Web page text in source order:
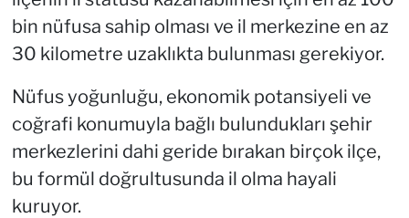
bin nüfusa sahip olması ve il merkezine en az
30 kilometre uzaklıkta bulunması gerekiyor.
Nüfus yoğunluğu, ekonomik potansiyeli ve
coğrafi konumuyla bağlı bulundukları şehir
merkezlerini dahi geride bırakan birçok ilçe,
bu formül doğrultusunda il olma hayali
kuruyor.